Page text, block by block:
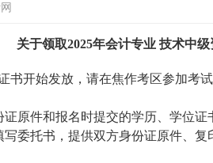
网
关于领取2025年会计专业 技术中
书开始发放，请在焦作考区参加考
原件和报名时提交的学历、学位证
委托书，提供双方身份证原件、